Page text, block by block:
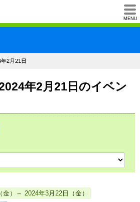
MENU
一般財団法人石川
2月21日
年2月21日のイベン
）～ 2024年3月22日（金）